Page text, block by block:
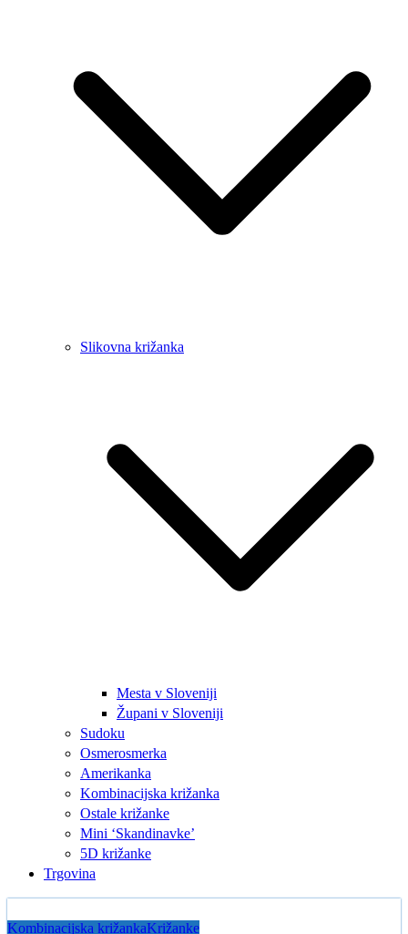
Slikovna križanka
Mesta v Sloveniji
Župani v Sloveniji
Sudoku
Osmerosmerka
Amerikanka
Kombinacijska križanka
Ostale križanke
Mini ‘Skandinavke’
5D križanke
Trgovina
Kombinacijska križankaKrižanke